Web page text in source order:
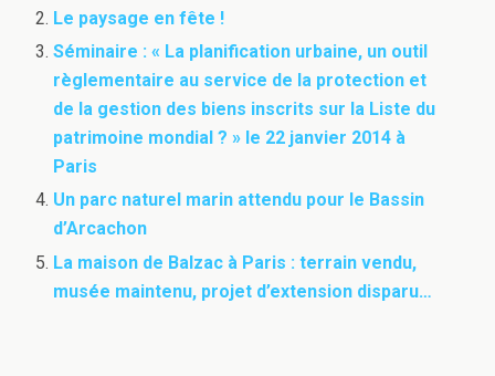
Le paysage en fête !
Séminaire : « La planification urbaine, un outil
règlementaire au service de la protection et
de la gestion des biens inscrits sur la Liste du
patrimoine mondial ? » le 22 janvier 2014 à
Paris
Un parc naturel marin attendu pour le Bassin
d’Arcachon
La maison de Balzac à Paris : terrain vendu,
musée maintenu, projet d’extension disparu…